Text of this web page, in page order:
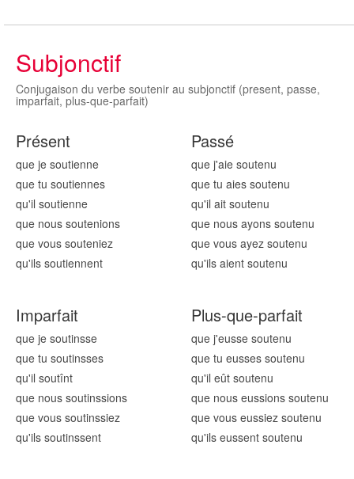
Subjonctif
Conjugaison du verbe soutenir au subjonctif (present, passe,
imparfait, plus-que-parfait)
Présent
que je soutienne
que tu soutiennes
qu'il soutienne
que nous soutenions
que vous souteniez
qu'ils soutiennent
Passé
que j'aie soutenu
que tu aies soutenu
qu'il ait soutenu
que nous ayons soutenu
que vous ayez soutenu
qu'ils aient soutenu
Imparfait
que je soutinsse
que tu soutinsses
qu'il soutînt
que nous soutinssions
que vous soutinssiez
qu'ils soutinssent
Plus-que-parfait
que j'eusse soutenu
que tu eusses soutenu
qu'il eût soutenu
que nous eussions soutenu
que vous eussiez soutenu
qu'ils eussent soutenu